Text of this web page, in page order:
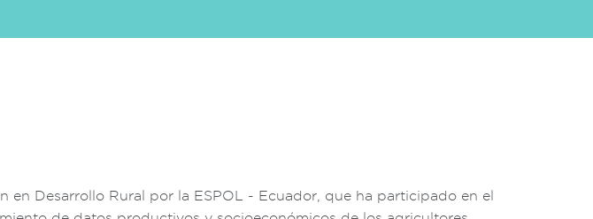
en Desarrollo Rural por la ESPOL - Ecuador, que ha participado en el